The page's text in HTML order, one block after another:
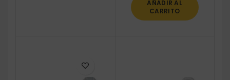
AÑADIR AL
CARRITO